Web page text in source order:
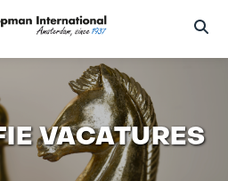
VACATURES